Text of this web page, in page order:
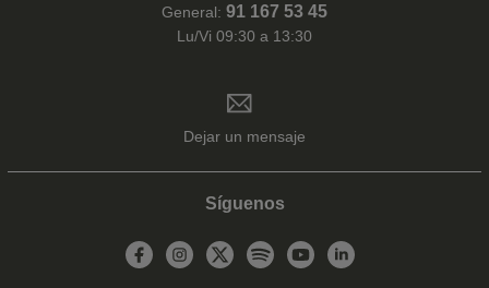
General: 91 167 53 45
Lu/Vi 09:30 a 13:30
Dejar un mensaje
Síguenos